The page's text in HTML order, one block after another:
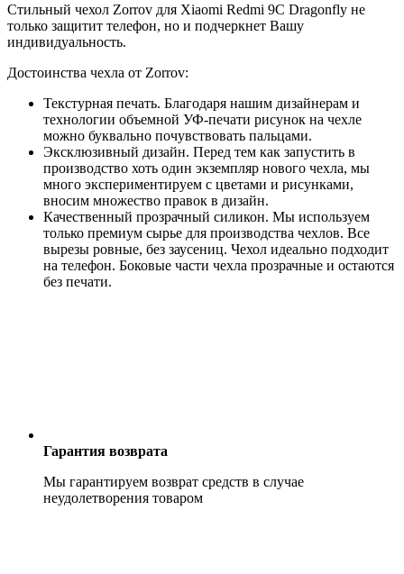
Стильный чехол Zorrov для Xiaomi Redmi 9C Dragonfly не
только защитит телефон, но и подчеркнет Вашу
индивидуальность.
Достоинства чехла от Zorrov:
Текстурная печать. Благодаря нашим дизайнерам и
технологии объемной УФ-печати рисунок на чехле
можно буквально почувствовать пальцами.
Эксклюзивный дизайн. Перед тем как запустить в
производство хоть один экземпляр нового чехла, мы
много экспериментируем с цветами и рисунками,
вносим множество правок в дизайн.
Качественный прозрачный силикон. Мы используем
только премиум сырье для производства чехлов. Все
вырезы ровные, без заусениц. Чехол идеально подходит
на телефон. Боковые части чехла прозрачные и остаются
без печати.
Гарантия возврата
Мы гарантируем возврат средств в случае
неудолетворения товаром